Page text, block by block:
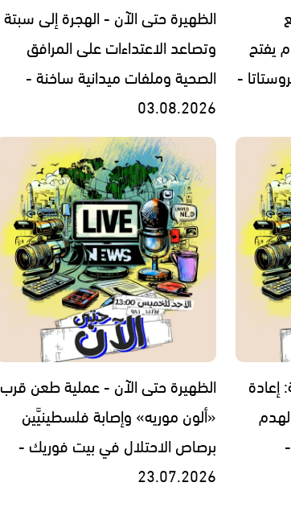
يفتح
-
الظهيرة حتى الآن - الهجرة إلى سبتة
وتصاعد الاعتداءات على المرافق
الصحية وملفات ميدانية ساخنة -
03.08.2026
إعادة
الظهيرة حتى الآن - عملية طعن قرب
«ألون موريه» وإصابة فلسطينيَّين
برصاص الاحتلال في بيت فوريك -
23.07.2026